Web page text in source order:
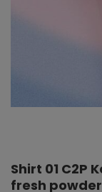
Shirt 01 C2P
fresh powder